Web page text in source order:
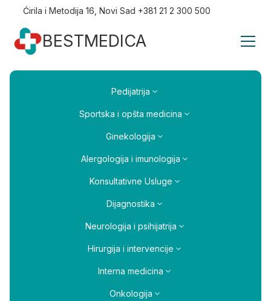
Ćirila i Metodija 16, Novi Sad +381 21 2 300 500
BESTMEDICA
Pedijatrija
Sportska i opšta medicina
Ginekologija
Alergologija i imunologija
Konsultativne Usluge
Dijagnostika
Neurologija i psihijatrija
Hirurgija i intervencije
Interna medicina
Onkologija